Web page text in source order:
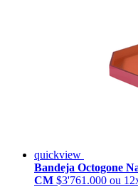
quickview
Bandeja Octogone
CM $3'761.000 ou